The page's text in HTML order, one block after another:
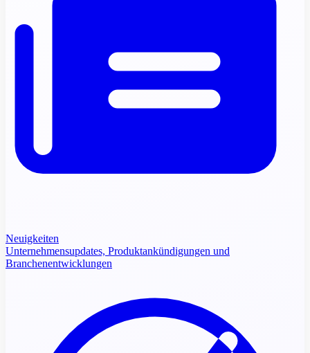
Neuigkeiten
Unternehmensupdates, Produktankündigungen und
Branchenentwicklungen